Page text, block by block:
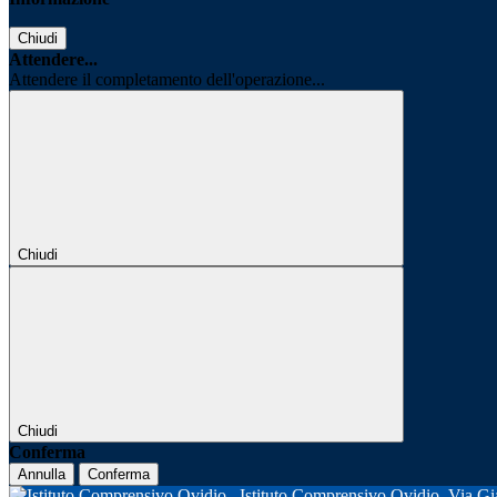
Chiudi
Attendere...
Attendere il completamento dell'operazione...
Chiudi
Chiudi
Conferma
Annulla Conferma